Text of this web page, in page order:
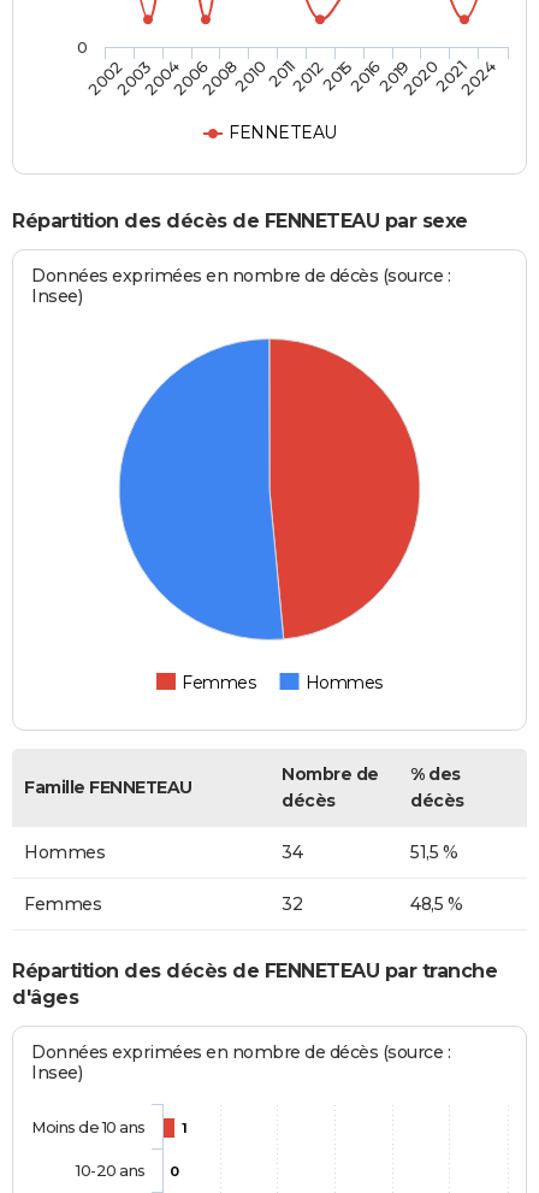
FENNETEAU
20022003200420062008201020112012201520162019202020212024
0
Répartition des décès de FENNETEAU par sexe
Données exprimées en nombre de décès (source :
Insee)
Femmes Hommes
Famille FENNETEAU
Nombre de
décès
% des
décès
Hommes 34 51,5 %
Femmes 32 48,5 %
Répartition des décès de FENNETEAU par tranche
d'âges
Données exprimées en nombre de décès (source :
Insee)
1
0
Moins de 10 ans
10-20 ans